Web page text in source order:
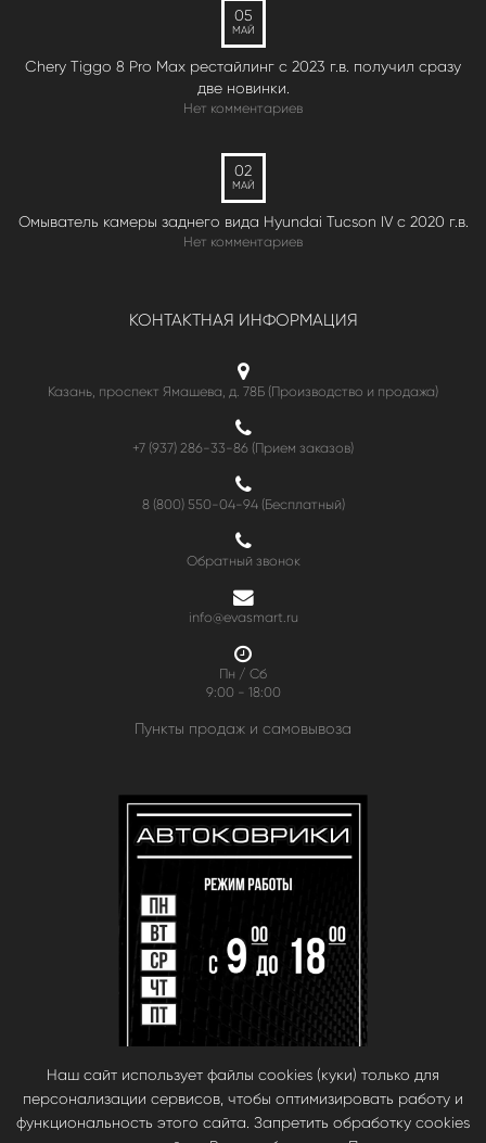
05
МАЙ
Chery Tiggo 8 Pro Max рестайлинг с 2023 г.в. получил сразу
две новинки.
Нет комментариев
02
МАЙ
Омыватель камеры заднего вида Hyundai Tucson IV c 2020 г.в.
Нет комментариев
КОНТАКТНАЯ ИНФОРМАЦИЯ
Казань, проспект Ямашева, д. 78Б (Производство и продажа)
+7 (937) 286-33-86 (Прием заказов)
8 (800) 550-04-94(Бесплатный)
Обратный звонок
info@evasmart.ru
Пн / Сб
9:00 - 18:00
Пункты продаж и самовывоза
Наш сайт использует файлы cookies (куки) только для
персонализации сервисов, чтобы оптимизировать работу и
функциональность этого сайта. Запретить обработку cookies